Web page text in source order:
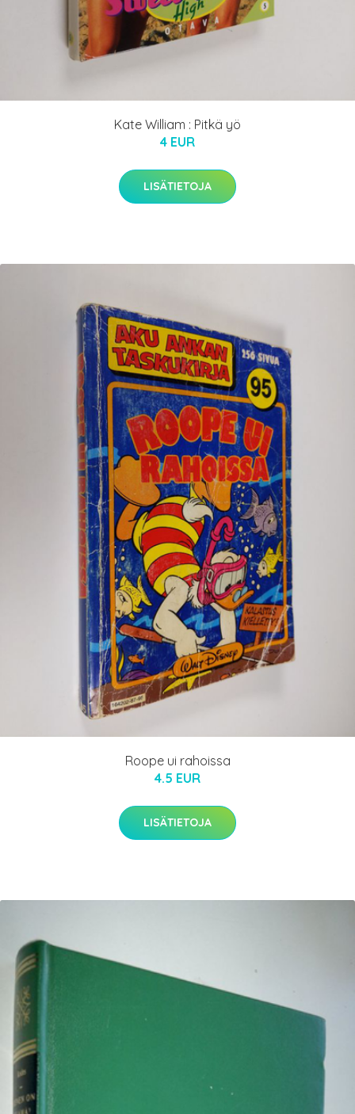
Kate William : Pitkä yö
4 EUR
LISÄTIETOJA
Roope ui rahoissa
4.5 EUR
LISÄTIETOJA